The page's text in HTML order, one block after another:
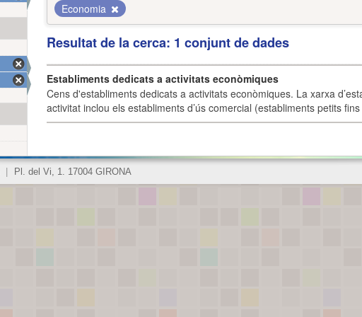
Economia
Resultat de la cerca: 1 conjunt de dades
Establiments dedicats a activitats econòmiques
Cens d'establiments dedicats a activitats econòmiques. La xarxa
activitat inclou els establiments d’ús comercial (establiments petits
Pl. del Vi, 1. 17004 GIRONA